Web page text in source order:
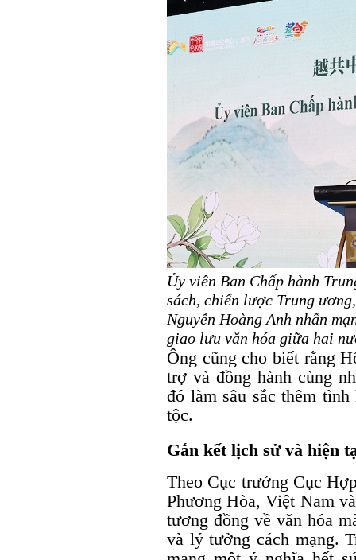
Ủy viên Ban Chấp hành
sách, chiến lược Trung
Nguyễn Hoàng Anh nhấn
giao lưu văn hóa giữa hai
Ông cũng cho biết rằng
trợ và đồng hành cùng
đó làm sâu sắc thêm
tộc.
Gắn kết lịch sử và hiện
Theo Cục trưởng Cục
Phương Hòa, Việt Nam
tương đồng về văn hóa
và lý tưởng cách mạng.